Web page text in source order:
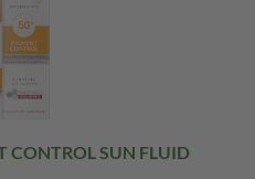
CONTROL SUN FLUID